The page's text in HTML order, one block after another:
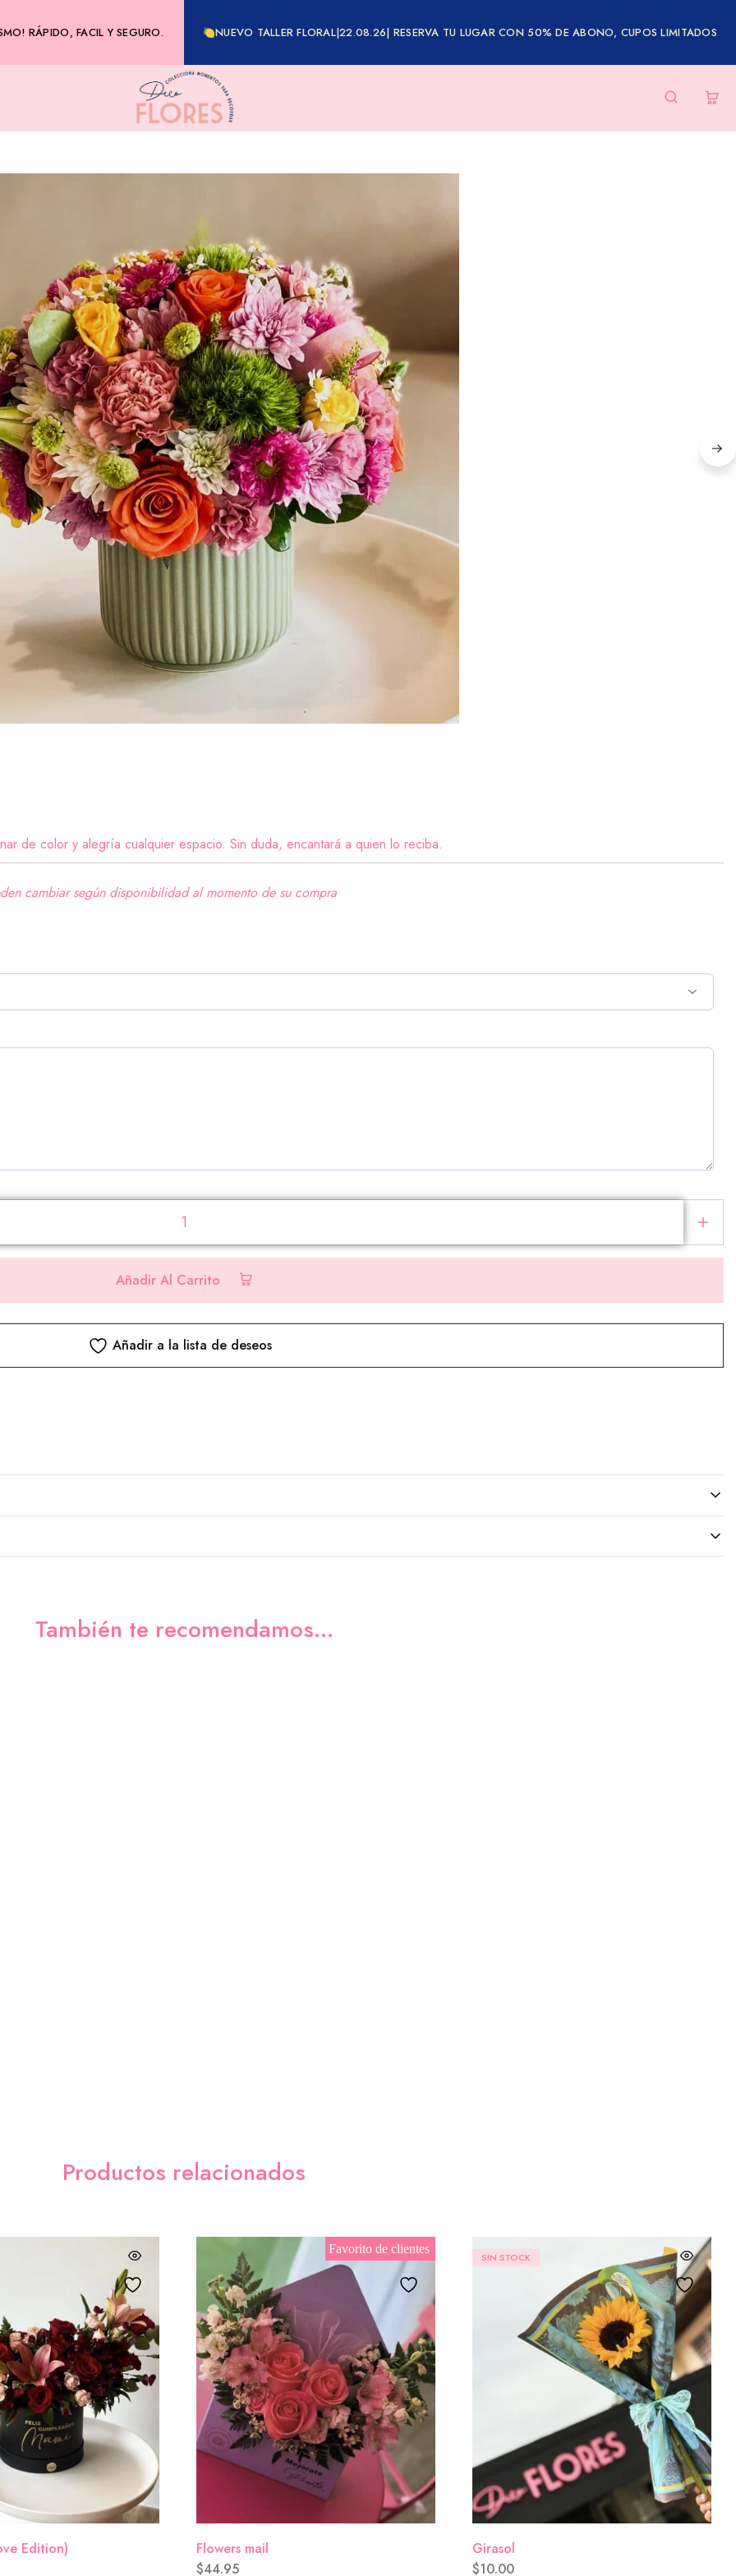
RÁPIDO, FACIL Y SEGURO. NUEVO TALLER FLORAL|22.08.26| RESERVA TU LUGAR CON 50% DE ABONO, CUPOS LIMITADOS
de color y alegría cualquier espacio. Sin duda, encantará a quien lo reciba.
cambiar según disponibilidad al momento de su compra
Añadir Al Carrito
Añadir a la lista de deseos
También te recomendamos…
Productos relacionados
Edition)
Favorito de clientes
Flowers mail
$44.95
SIN STOCK
Girasol
$10.00